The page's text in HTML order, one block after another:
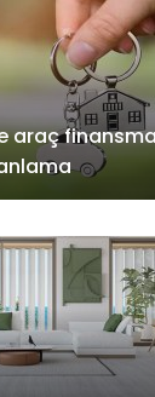
araç